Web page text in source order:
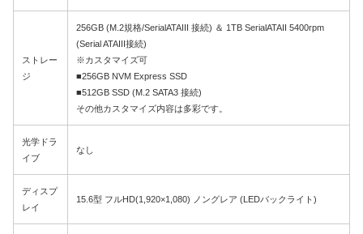
ストレー
ジ
256GB (M.2規格/SerialATAIII 接続) ＆ 1TB SerialATAII 5400rpm
(Serial ATAIII接続)
※カスタマイズ可
■256GB NVM Express SSD
■512GB SSD (M.2 SATA3 接続)
その他カスタマイズ内容は多彩です。
光学ドラ
イブ
なし
ディスプ
レイ
15.6型 フルHD(1,920×1,080) ノングレア (LEDバックライト)